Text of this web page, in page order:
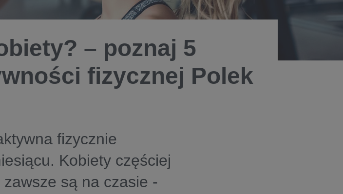
– poznaj 5
fizycznej Polek
fizycznie
Kobiety częściej
są na czasie -